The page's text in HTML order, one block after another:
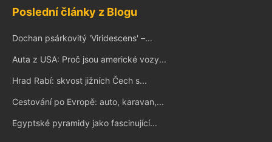
Poslední články z Blogu
Dochan psárkovitý 'Viridescens' –...
Auta z USA: Proč jsou americké vozy...
Hrad Rabí: skvost jižních Čech s...
Cestování po Evropě: auto, karavan,...
Egyptské pyramidy jako fascinující...